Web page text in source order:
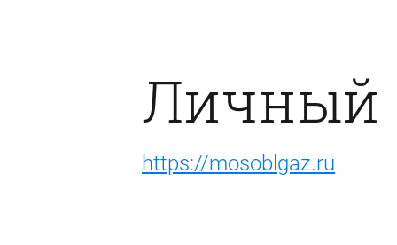
Личный
https://mosoblgaz.ru